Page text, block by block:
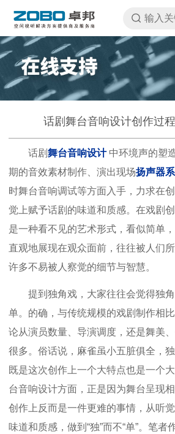
话剧舞台音响设计创作过
话剧舞台音响设计 中环境声的塑
期的音效素材制作、演出现场扬声器
时舞台音响调试等方面入手，力求在
觉上赋予话剧的味道和质感。在戏剧
是一种看不见的艺术形式，看似简单
直观地展现在观众面前，往往被人们
许多不易被人察觉的细节与智慧。
提到独角戏，大家往往会觉得独角
单。的确，与传统规模的戏剧制作相
论从演员数量、导演调度，还是舞美
很多。俗话说，麻雀虽小五脏俱全，
既是这次创作上一个大特点也是一个
台音响设计方面，正是因为舞台呈现
创作上反而是一件更难的事情，从听
味道和质感，做到“独”而不“单”。笔